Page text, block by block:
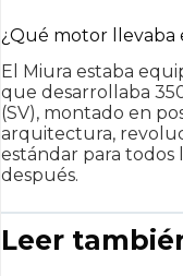
¿Qué motor llevaba
El Miura estaba
que desarrollaba
(SV), montado en
arquitectura,
estándar para
después.
Leer